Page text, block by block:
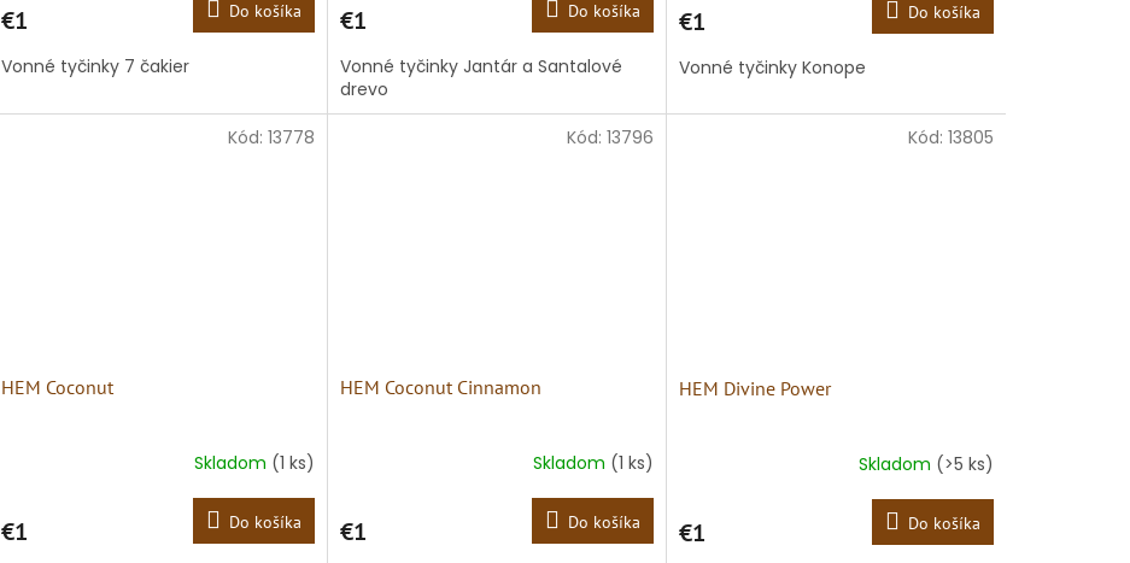
€1 Do košíka
Vonné tyčinky 7 čakier
€1 Do košíka
Vonné tyčinky Jantár a Santalové
drevo
€1 Do košíka
Vonné tyčinky Konope
HEM Coconut
Skladom (1 ks)
€1 Do košíka
Kód: 13778
HEM Coconut Cinnamon
Skladom (1 ks)
€1 Do košíka
Kód: 13796
HEM Divine Power
Skladom (>5 ks)
€1 Do košíka
Kód: 13805